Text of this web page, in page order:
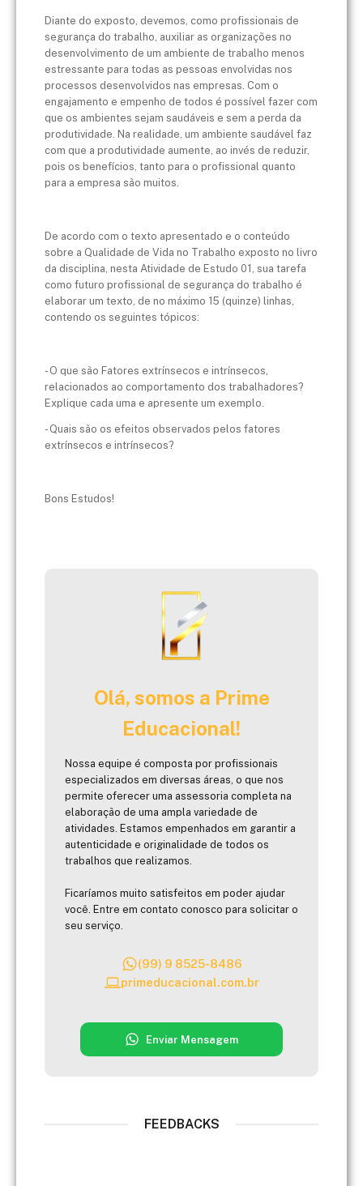
Diante do exposto, devemos, como profissionais de
segurança do trabalho, auxiliar as organizações no
desenvolvimento de um ambiente de trabalho menos
estressante para todas as pessoas envolvidas nos
processos desenvolvidos nas empresas. Com o
engajamento e empenho de todos é possível fazer com
que os ambientes sejam saudáveis e sem a perda da
produtividade. Na realidade, um ambiente saudável faz
com que a produtividade aumente, ao invés de reduzir,
pois os benefícios, tanto para o profissional quanto
para a empresa são muitos.
De acordo com o texto apresentado e o conteúdo
sobre a Qualidade de Vida no Trabalho exposto no livro
da disciplina, nesta Atividade de Estudo 01, sua tarefa
como futuro profissional de segurança do trabalho é
elaborar um texto, de no máximo 15 (quinze) linhas,
contendo os seguintes tópicos:
- O que são Fatores extrínsecos e intrínsecos,
relacionados ao comportamento dos trabalhadores?
Explique cada uma e apresente um exemplo.
- Quais são os efeitos observados pelos fatores
extrínsecos e intrínsecos?
Bons Estudos!
Olá, somos a Prime
Educacional!
Nossa equipe é composta por profissionais
especializados em diversas áreas, o que nos
permite oferecer uma assessoria completa na
elaboração de uma ampla variedade de
atividades. Estamos empenhados em garantir a
autenticidade e originalidade de todos os
trabalhos que realizamos.
Ficaríamos muito satisfeitos em poder ajudar
você. Entre em contato conosco para solicitar o
seu serviço.
(99) 9 8525-8486
primeducacional.com.br
Enviar Mensagem
FEEDBACKS